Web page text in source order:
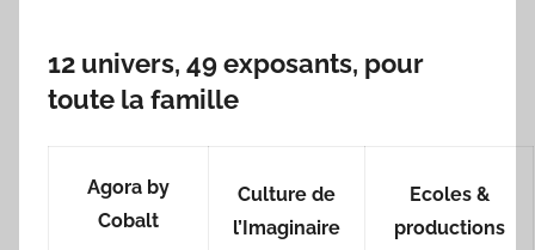
12 univers, 49 exposants, pour
toute la famille
Agora by
Cobalt
Culture de
l’Imaginaire
Ecoles &
productions